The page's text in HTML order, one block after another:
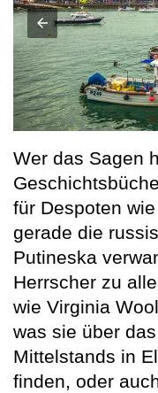
Wer das Sagen
für Despoten
gerade die
Putineska
Herrscher zu
wie Virginia
was sie über
Mittelstands in
finden, oder